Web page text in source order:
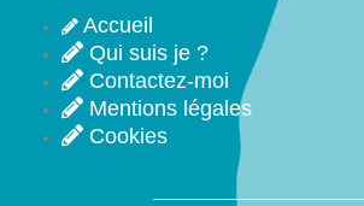
Accueil
Qui suis je ?
Contactez-moi
Mentions légales
Cookies